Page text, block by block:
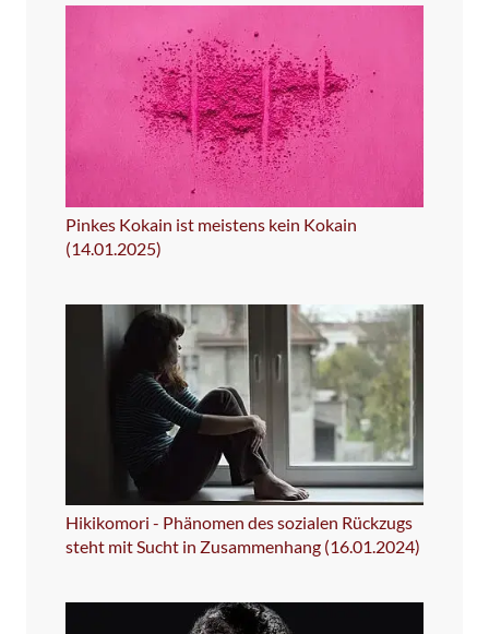
Pinkes Kokain ist meistens kein Kokain
(14.01.2025)
Hikikomori - Phänomen des sozialen Rückzugs
steht mit Sucht in Zusammenhang (16.01.2024)